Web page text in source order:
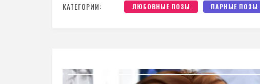
КАТЕГОРИИ: ЛЮБОВНЫЕ ПОЗЫ ПАРНЫЕ ПОЗЫ